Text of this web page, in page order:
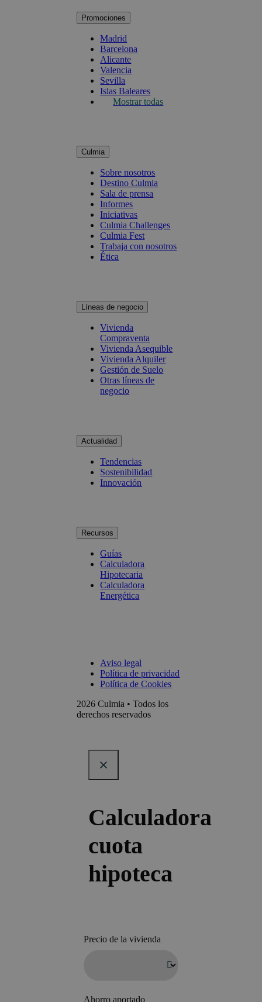
Promociones
Madrid
Barcelona
Alicante
Valencia
Sevilla
Islas Baleares
Mostrar todas
Culmia
Sobre nosotros
Destino Culmia
Sala de prensa
Informes
Iniciativas
Culmia Challenges
Culmia Fest
Trabaja con nosotros
Ética
Líneas de negocio
Vivienda
Compraventa
Vivienda Asequible
Vivienda Alquiler
Gestión de Suelo
Otras líneas de
negocio
Actualidad
Tendencias
Sostenibilidad
Innovación
Recursos
Guías
Calculadora
Hipotecaria
Calculadora
Energética
Aviso legal
Política de privacidad
Política de Cookies
2026 Culmia • Todos los
derechos reservados
Calculadora
cuota
hipoteca
Precio de la vivienda
Ahorro aportado